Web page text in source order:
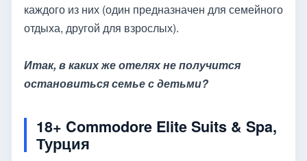
каждого из них (один предназначен для семейного
отдыха, другой для взрослых).
Итак, в каких же отелях не получится
остановиться семье с детьми?
18+ Commodore Elite Suits & Spa,
Турция